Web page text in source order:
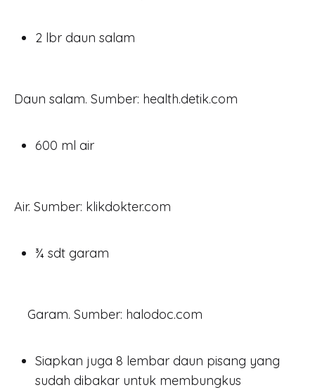
2021
ON
MARI
2 lbr daun salam
Daun salam. Sumber: health.detik.com
600 ml air
Air. Sumber: klikdokter.com
¾ sdt garam
Garam. Sumber: halodoc.com
Siapkan juga 8 lembar daun pisang yang
sudah dibakar untuk membungkus